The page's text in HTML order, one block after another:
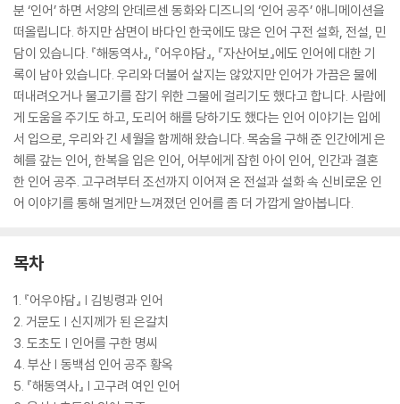
분 ‘인어’ 하면 서양의 안데르센 동화와 디즈니의 ‘인어 공주’ 애니메이션을
떠올립니다. 하지만 삼면이 바다인 한국에도 많은 인어 구전 설화, 전설, 민
담이 있습니다. 『해동역사』, 『어우야담』, 『자산어보』에도 인어에 대한 기
록이 남아 있습니다. 우리와 더불어 살지는 않았지만 인어가 가끔은 물에
떠내려오거나 물고기를 잡기 위한 그물에 걸리기도 했다고 합니다. 사람에
게 도움을 주기도 하고, 도리어 해를 당하기도 했다는 인어 이야기는 입에
서 입으로, 우리와 긴 세월을 함께해 왔습니다. 목숨을 구해 준 인간에게 은
혜를 갚는 인어, 한복을 입은 인어, 어부에게 잡힌 아이 인어, 인간과 결혼
한 인어 공주. 고구려부터 조선까지 이어져 온 전설과 설화 속 신비로운 인
어 이야기를 통해 멀게만 느껴졌던 인어를 좀 더 가깝게 알아봅니다.
목차
1. 『어우야담』 | 김빙령과 인어
2. 거문도 | 신지께가 된 은갈치
3. 도초도 | 인어를 구한 명씨
4. 부산 | 동백섬 인어 공주 황옥
5. 『해동역사』 | 고구려 여인 인어